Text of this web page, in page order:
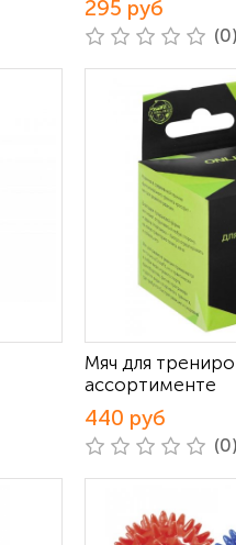
295 руб
Мяч для
ассортименте
440 руб